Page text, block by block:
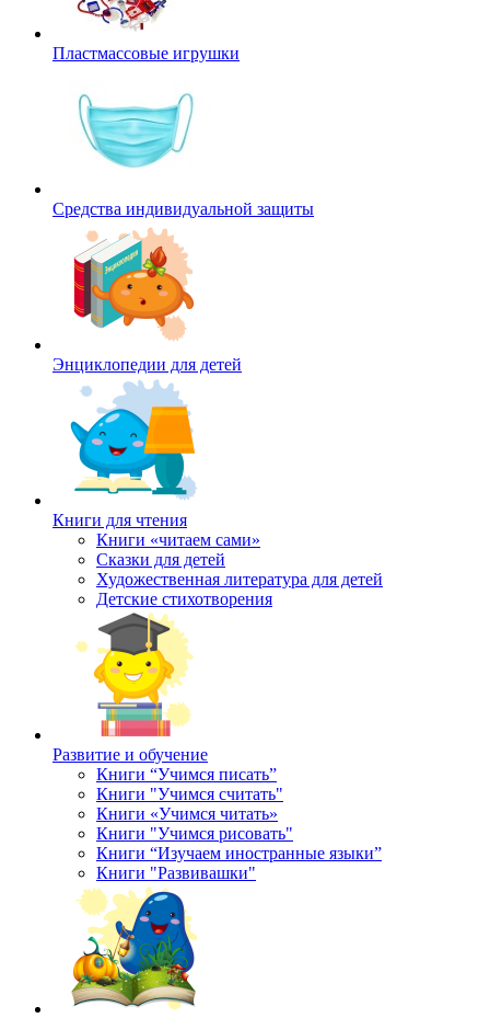
Пластмассовые игрушки
Средства индивидуальной защиты
Энциклопедии для детей
Книги для чтения
Книги «читаем сами»
Сказки для детей
Художественная литература для детей
Детские стихотворения
Развитие и обучение
Книги “Учимся писать”
Книги "Учимся считать"
Книги «Учимся читать»
Книги "Учимся рисовать"
Книги “Изучаем иностранные языки”
Книги "Развивашки"